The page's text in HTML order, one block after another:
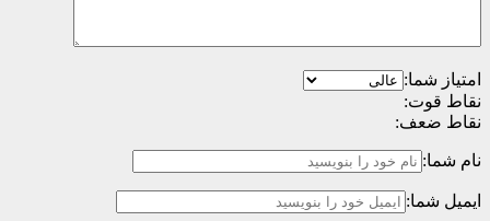
امتیاز شما:
نقاط قوت:
نقاط ضعف:
نام شما:
ایمیل شما: